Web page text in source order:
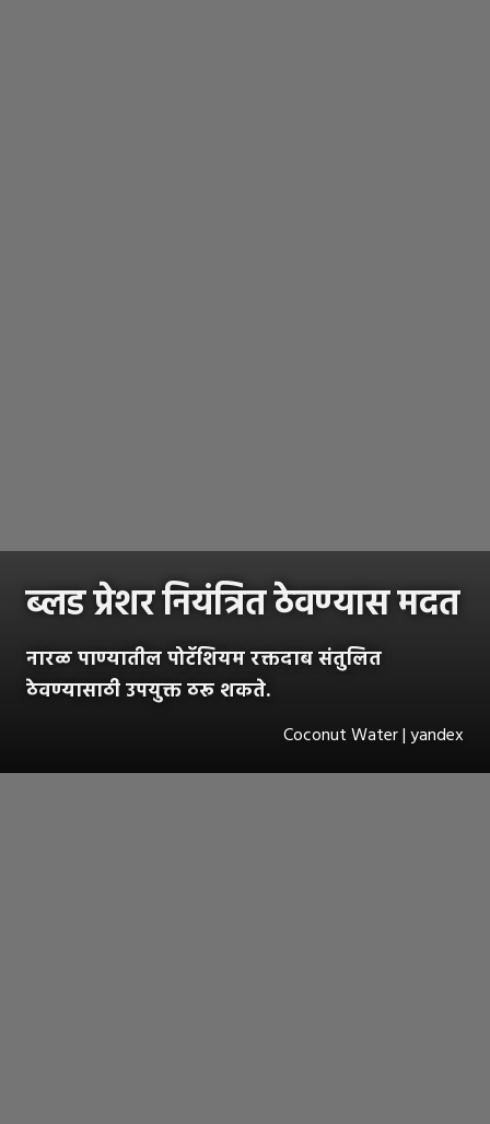
ब्लड प्रेशर नियंत्रित ठेवण्यास मदत
नारळ पाण्यातील पोटॅशियम रक्तदाब संतुलित
ठेवण्यासाठी उपयुक्त ठरू शकते.
Coconut Water | yandex